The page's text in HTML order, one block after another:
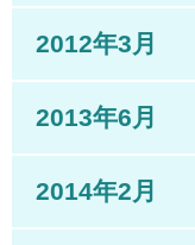
2012年3月
2013年6月
2014年2月